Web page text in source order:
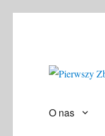
O nas